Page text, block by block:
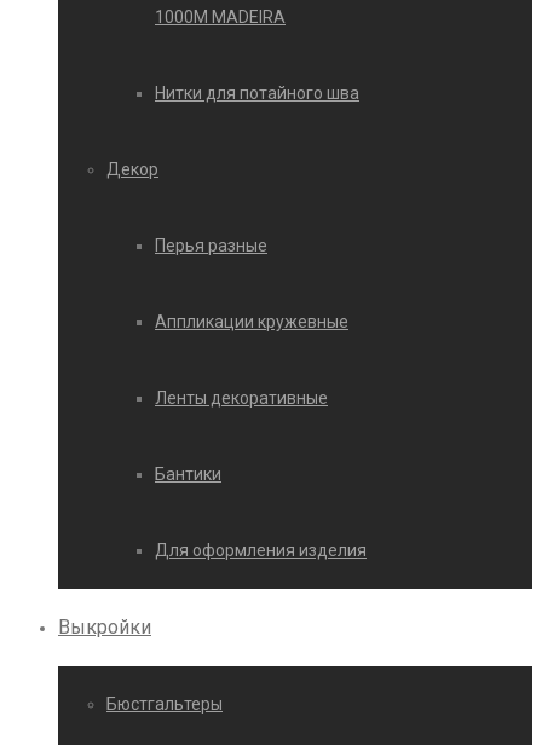
1000М MADEIRA
Нитки для потайного шва
Декор
Перья разные
Аппликации кружевные
Ленты декоративные
Бантики
Для оформления изделия
Выкройки
Бюстгальтеры